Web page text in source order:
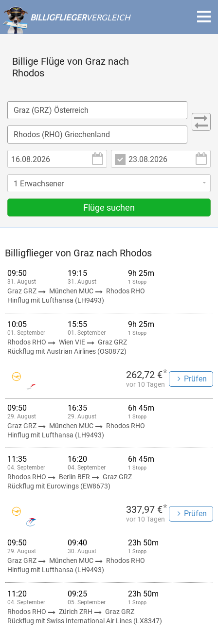
BILLIGFLIEGERVERGLEICH
Billige Flüge von Graz nach
Rhodos
Flüge suchen
Billigflieger von Graz nach Rhodos
09:50
31. August
19:15
31. August
9h 25m
1 Stopp
Graz GRZ München MUC
Rhodos RHO
Hinflug mit Lufthansa (LH9493)
10:05
01. September
15:55
01. September
9h 25m
1 Stopp
Rhodos RHO Wien VIE
Graz GRZ
Rückflug mit Austrian Airlines (OS0872)
262,72 €*
vor 10 Tagen
Prüfen
09:50
29. August
16:35
29. August
6h 45m
1 Stopp
Graz GRZ München MUC
Rhodos RHO
Hinflug mit Lufthansa (LH9493)
11:35
04. September
16:20
04. September
6h 45m
1 Stopp
Rhodos RHO Berlin BER
Graz GRZ
Rückflug mit Eurowings (EW8673)
337,97 €*
vor 10 Tagen
Prüfen
09:50
29. August
09:40
30. August
23h 50m
1 Stopp
Graz GRZ München MUC
Rhodos RHO
Hinflug mit Lufthansa (LH9493)
11:20
04. September
09:25
05. September
23h 50m
1 Stopp
Rhodos RHO Zürich ZRH
Graz GRZ
Rückflug mit Swiss International Air Lines (LX8347)